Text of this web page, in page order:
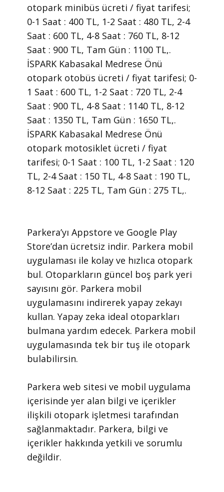
otopark minibüs ücreti / fiyat tarifesi;
0-1 Saat : 400 TL, 1-2 Saat : 480 TL, 2-4
Saat : 600 TL, 4-8 Saat : 760 TL, 8-12
Saat : 900 TL, Tam Gün : 1100 TL,.
İSPARK Kabasakal Medrese Önü
otopark otobüs ücreti / fiyat tarifesi; 0-
1 Saat : 600 TL, 1-2 Saat : 720 TL, 2-4
Saat : 900 TL, 4-8 Saat : 1140 TL, 8-12
Saat : 1350 TL, Tam Gün : 1650 TL,.
İSPARK Kabasakal Medrese Önü
otopark motosiklet ücreti / fiyat
tarifesi; 0-1 Saat : 100 TL, 1-2 Saat : 120
TL, 2-4 Saat : 150 TL, 4-8 Saat : 190 TL,
8-12 Saat : 225 TL, Tam Gün : 275 TL,.
​Parkera’yı Appstore ve Google Play
Store’dan ücretsiz indir. Parkera mobil
uygulaması ile kolay ve hızlıca otopark
bul. Otoparkların güncel boş park yeri
sayısını gör. Parkera mobil
uygulamasını indirerek yapay zekayı
kullan. Yapay zeka ideal otoparkları
bulmana yardım edecek. Parkera mobil
uygulamasında tek bir tuş ile otopark
bulabilirsin.
​Parkera web sitesi ve mobil uygulama
içerisinde yer alan bilgi ve içerikler
ilişkili otopark işletmesi tarafından
sağlanmaktadır. Parkera, bilgi ve
içerikler hakkında yetkili ve sorumlu
değildir.